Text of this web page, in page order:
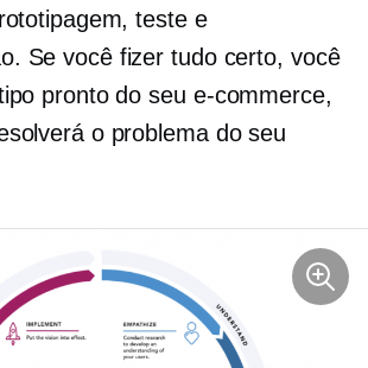
teste e
Se você fizer tudo certo, você
pronto do seu e-commerce,
o problema do seu